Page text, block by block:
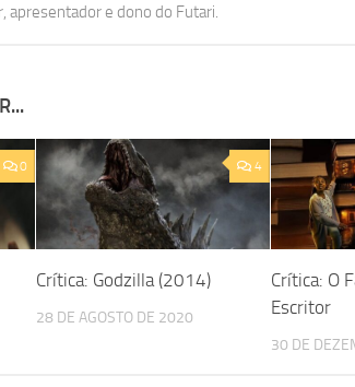
apresentador e dono do Futari.
0 4
Crítica: Godzilla (2014)
28 DE AGOSTO DE 2020
Crítica: O
Escritor
30 DE